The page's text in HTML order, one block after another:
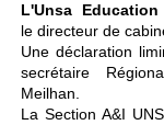
L'Unsa Education
le directeur de
Une déclaration
secrétaire
Meilhan.
La Section A&I